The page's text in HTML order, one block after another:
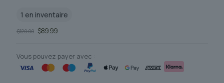
1 en inventaire
$120.00 Le
était :
$120.00.
$89.99Le
est :
$89.99.
Vous pouvez payer avec :